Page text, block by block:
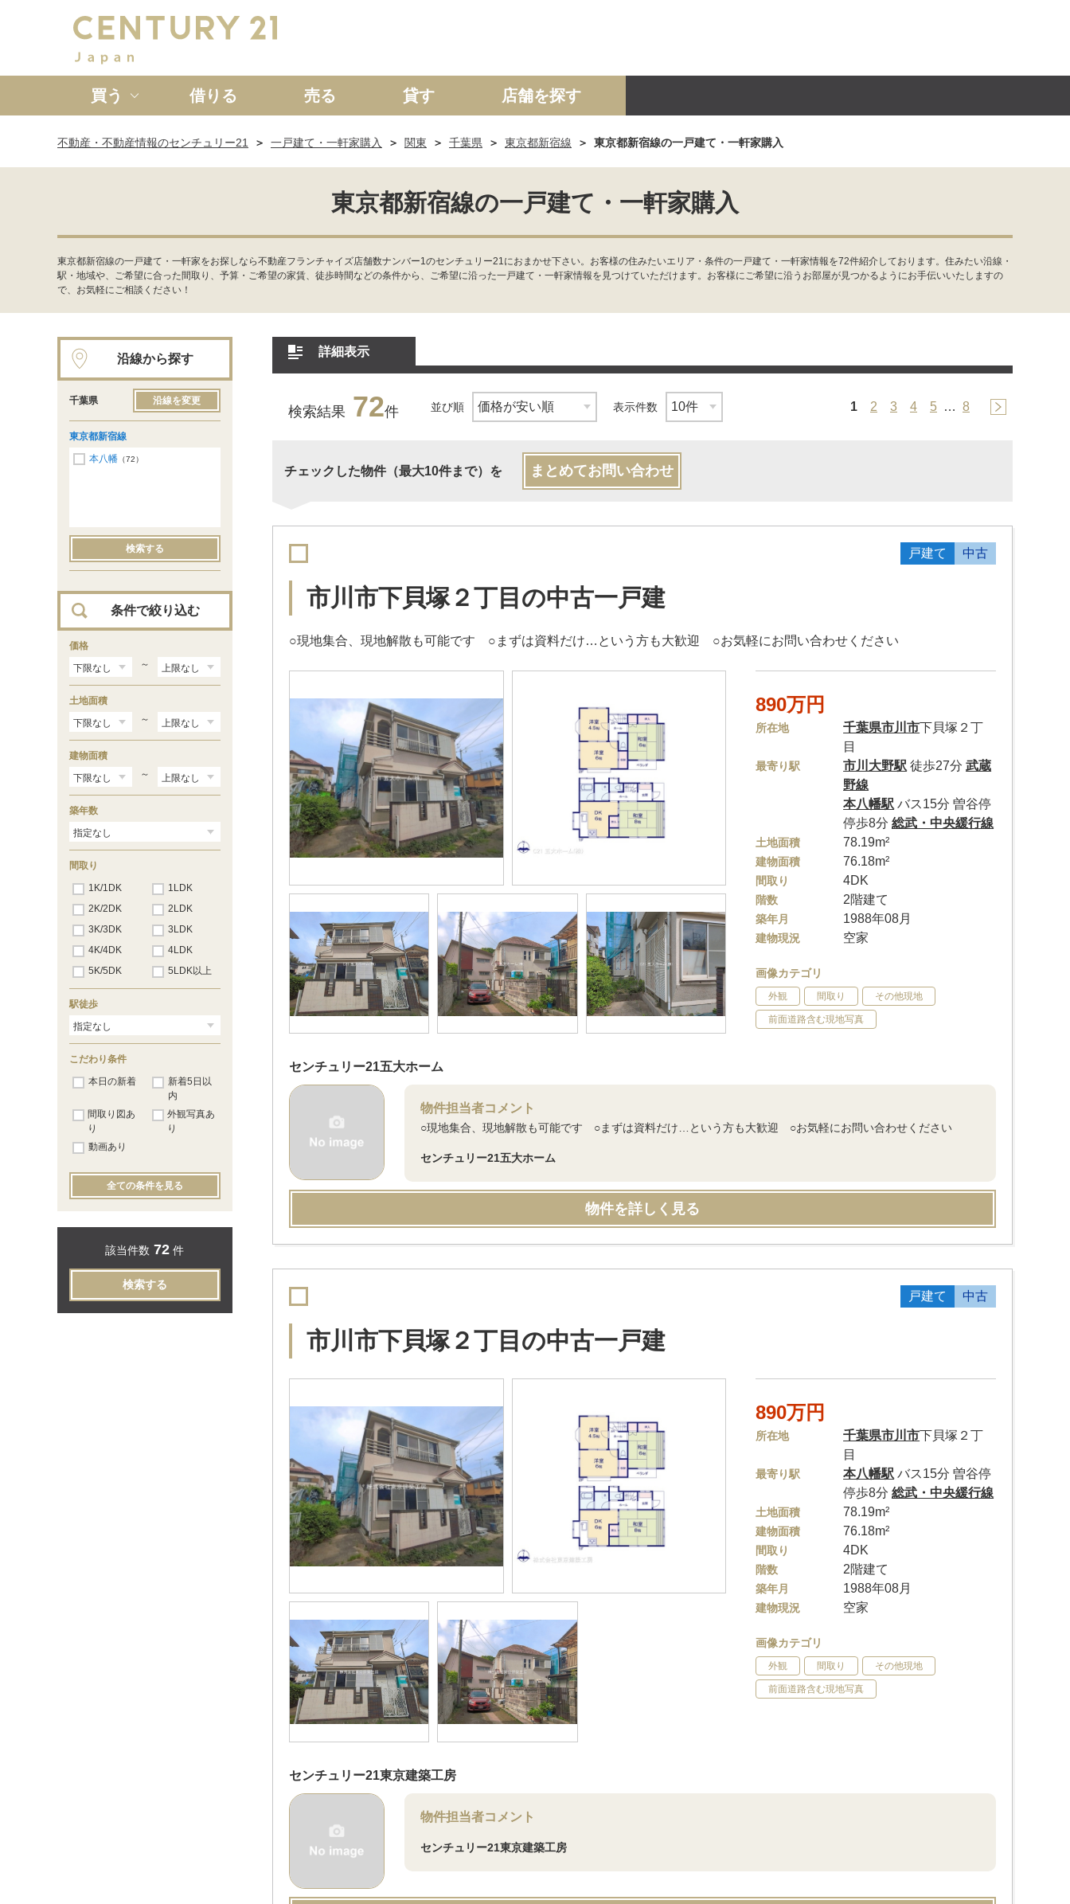
買う
新築一戸建て 中古一戸建て マンション 土地 事業投資用
借りる 売る 貸す 店舗を探す
不動産・不動産情報のセンチュリー21 一戸建て・一軒家購入 関東 千葉県 東京都新宿線 東京都新宿線の一戸建て・一軒家購入
東京都新宿線の一戸建て・一軒家購入
東京都新宿線の一戸建て・一軒家をお探しなら不動産フランチャイズ店舗数ナンバー1のセンチュリー21におまかせ下さい。お客様の住みたいエリア・条件の一戸建て・一軒家情報を72件紹介しております。住みたい沿線・
駅・地域や、ご希望に合った間取り、予算・ご希望の家賃、徒歩時間などの条件から、ご希望に沿った一戸建て・一軒家情報を見つけていただけます。お客様にご希望に沿うお部屋が見つかるようにお手伝いいたしますの
で、お気軽にご相談ください！
詳細表示
検索結果 72件 並び順 表示件数 1 2 3 4 5 … 8
チェックした物件（最大10件まで）を まとめてお問い合わせ
戸建て 中古
市川市下貝塚２丁目の中古一戸建
○現地集合、現地解散も可能です ○まずは資料だけ…という方も大歓迎 ○お気軽にお問い合わせください
890万円
所在地 千葉県市川市下貝塚２丁
目
最寄り駅 市川大野駅 徒歩27分武蔵
野線
本八幡駅 バス15分 曽谷停
停歩8分総武・中央緩行線
土地面積 78.19m²
建物面積 76.18m²
間取り 4DK
階数 2階建て
築年月 1988年08月
建物現況 空家
画像カテゴリ
外観 間取り その他現地
前面道路含む現地写真
センチュリー21五大ホーム
物件担当者コメント
○現地集合、現地解散も可能です ○まずは資料だけ…という方も大歓迎 ○お気軽にお問い合わせください
センチュリー21五大ホーム
物件を詳しく見る
戸建て 中古
市川市下貝塚２丁目の中古一戸建
890万円
所在地 千葉県市川市下貝塚２丁
目
最寄り駅 本八幡駅 バス15分 曽谷停
停歩8分総武・中央緩行線
土地面積 78.19m²
建物面積 76.18m²
間取り 4DK
階数 2階建て
築年月 1988年08月
建物現況 空家
画像カテゴリ
外観 間取り その他現地
前面道路含む現地写真
センチュリー21東京建築工房
物件担当者コメント
センチュリー21東京建築工房
沿線から探す
千葉県 沿線を変更
東京都新宿線
本八幡 （72）
検索する
条件で絞り込む
価格
～
土地面積
～
建物面積
～
築年数
間取り
1K/1DK
1LDK
2K/2DK
2LDK
3K/3DK
3LDK
4K/4DK
4LDK
5K/5DK
5LDK以上
駅徒歩
こだわり条件
本日の新着
新着5日以
内
間取り図あ
り
外観写真あ
り
動画あり
全ての条件を見る
該当件数 72 件
検索する